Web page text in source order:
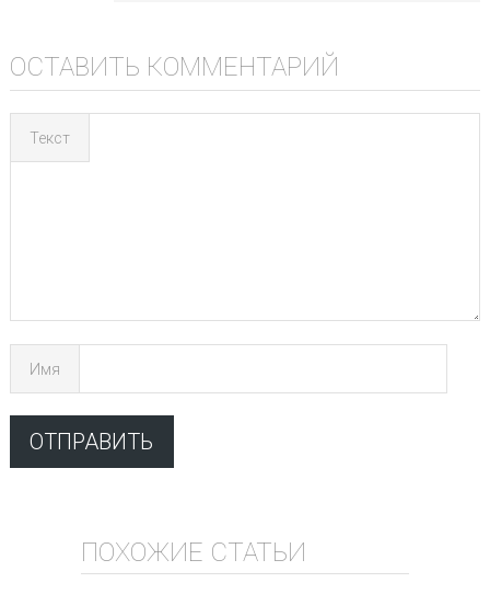
ОСТАВИТЬ КОММЕНТАРИЙ
Текст
Имя
ПОХОЖИЕ СТАТЬИ